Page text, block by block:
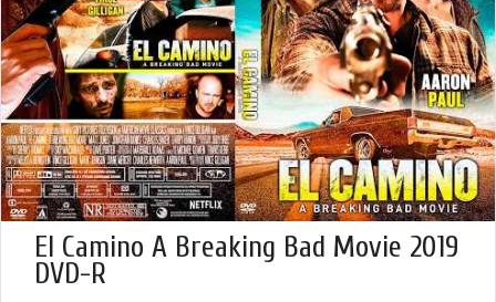
El Camino A Breaking Bad Movie 2019
DVD-R